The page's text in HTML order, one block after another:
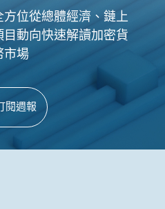
位從總體經濟、鏈上
動向快速解讀加密貨
市場
閱週報